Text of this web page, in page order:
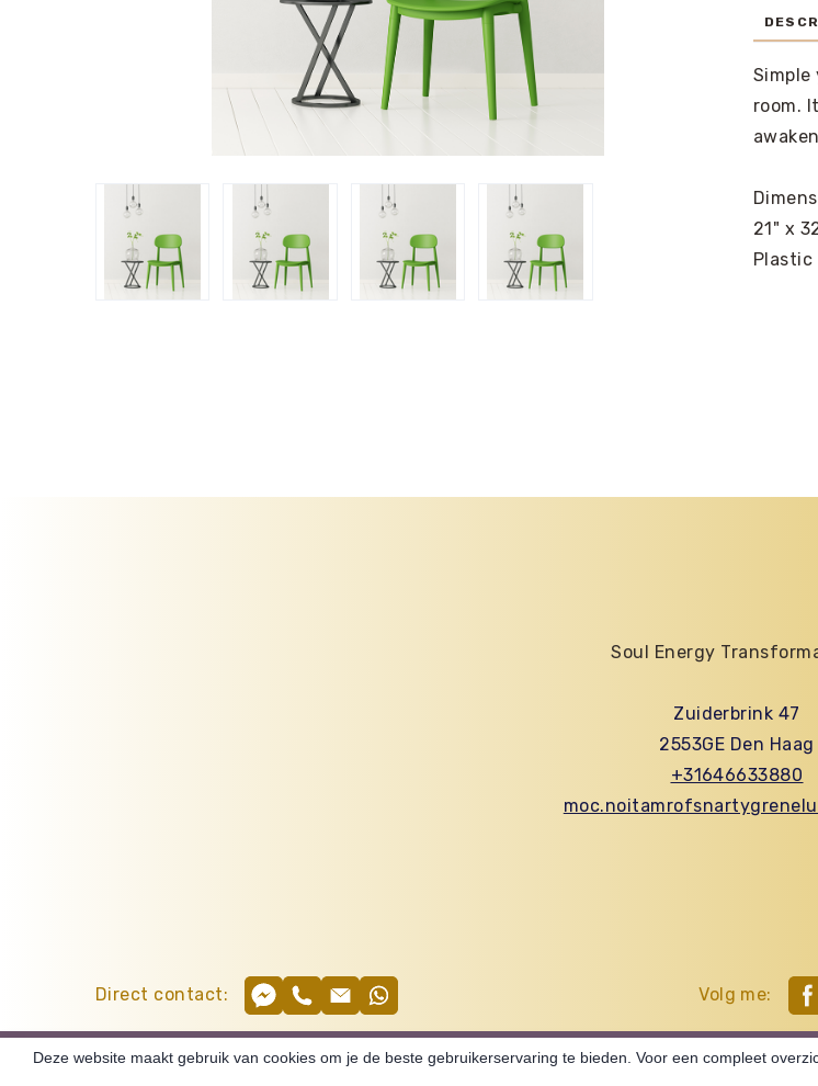
room.
21" x
Plastic
Soul Energy
Zuiderbrink 47
2553GE Den Haag
+31646633880
Direct contact: Volg me:
©Created by BengMedia
Deze website maakt gebruik van cookies om je de beste gebruikerservaring te bieden. Voor een compleet